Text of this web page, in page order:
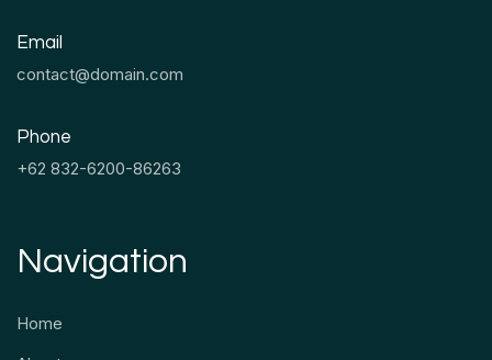
Email
contact@domain.com
Phone
+62 832-6200-86263
Navigation
Home